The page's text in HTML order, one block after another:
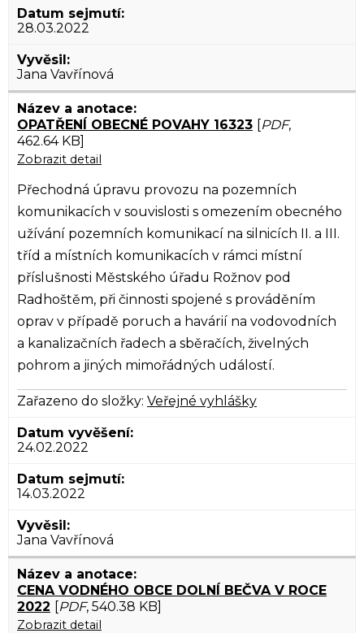
28.03.2022
Jana Vavřínová
OPATŘENÍ OBECNÉ POVAHY 16323 [PDF,
462.64 KB]
Zobrazit detail
Přechodná úpravu provozu na pozemních
komunikacích v souvislosti s omezením obecného
užívání pozemních komunikací na silnicích II. a III.
tříd a místních komunikacích v rámci místní
příslušnosti Městského úřadu Rožnov pod
Radhoštěm, při činnosti spojené s prováděním
oprav v případě poruch a havárií na vodovodních
a kanalizačních řadech a sběračích, živelných
pohrom a jiných mimořádných událostí.
Zařazeno do složky: Veřejné vyhlášky
24.02.2022
14.03.2022
Jana Vavřínová
CENA VODNÉHO OBCE DOLNÍ BEČVA V ROCE
2022 [PDF, 540.38 KB]
Zobrazit detail